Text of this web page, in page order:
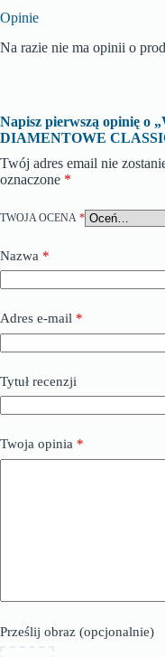
Opinie
Na razie nie ma opinii o
Napisz pierwszą opinię o
DIAMENTOWE
Twój adres email nie
oznaczone *
TWOJA OCENA *
Nazwa *
Adres e-mail *
Tytuł recenzji
Twoja opinia *
Prześlij obraz (opcjonalnie)